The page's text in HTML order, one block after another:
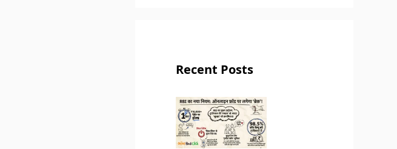
Recent Posts